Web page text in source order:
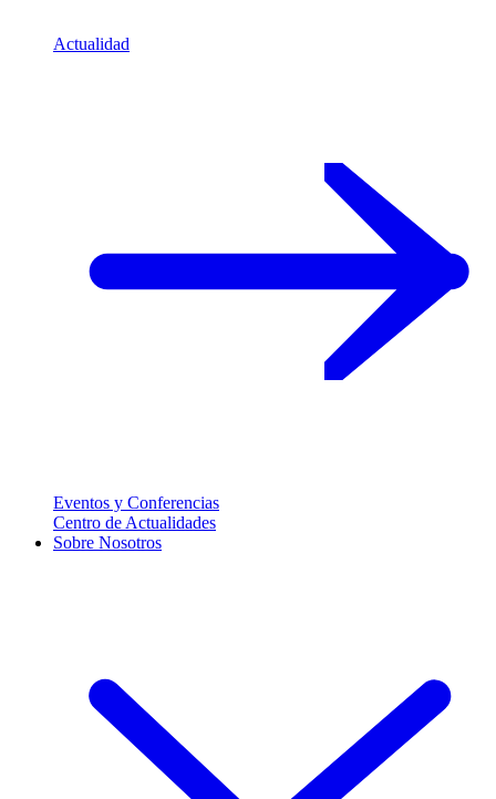
Actualidad
Eventos y Conferencias
Centro de Actualidades
Sobre Nosotros